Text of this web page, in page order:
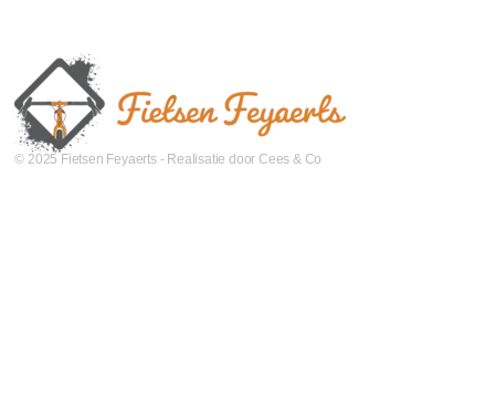
© 2025 Fietsen Feyaerts - Realisatie door Cees & Co